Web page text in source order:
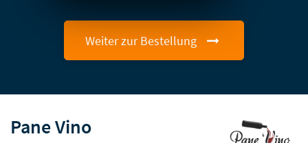
Weiter zur Bestellung
Pane Vino